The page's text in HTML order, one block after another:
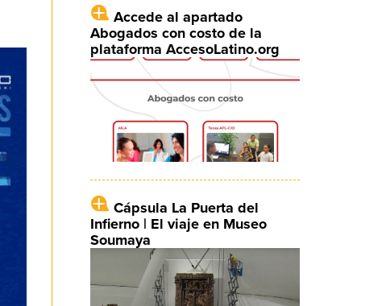
Accede al apartado
Abogados con costo de la
plataforma AccesoLatino.org
Cápsula La Puerta del
Infierno | El viaje en Museo
Soumaya